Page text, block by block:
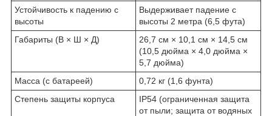
Устойчивость к падению с
высоты
Выдерживает падение с
высоты 2 метра (6,5 фута)
Габариты (В × Ш × Д)
26,7 см × 10,1 см × 14,5 см
(10,5 дюйма × 4,0 дюйма ×
5,7 дюйма)
Масса (с батареей)
0,72 кг (1,6 фунта)
Степень защиты корпуса
IP54 (ограниченная защита
от пыли; защита от водяных